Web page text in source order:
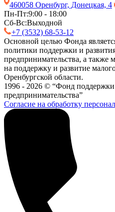
460058 Оренбург, Донецкая, 4
Пн-Пт:9:00 - 18:00
Сб-Вс:Выходной
+7 (3532) 68-53-12
Основной целью Фонда
политики поддержки и
предпринимательства, а также
на поддержку и развитие
Оренбургской области.
1996 - 2026 © “Фонд
предпринимательства”
Согласие на обработку